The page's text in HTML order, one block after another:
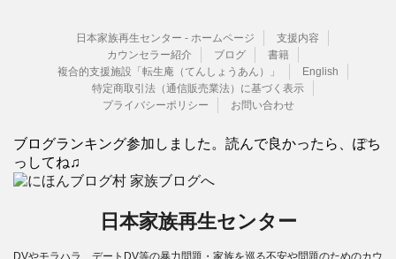
日本家族再生センター - ホームページ
支援内容
カウンセラー紹介
ブログ
書籍
複合的支援施設「転生庵（てんしょうあん）」
English
特定商取引法（通信販売業法）に基づく表示
プライバシーポリシー
お問い合わせ
ブログランキング参加しました。読んで良かったら、ぽち
っしてね♫
日本家族再生センター
DVやモラハラ、デートDV等の暴力問題・家族を巡る不安や問題のためのカウ